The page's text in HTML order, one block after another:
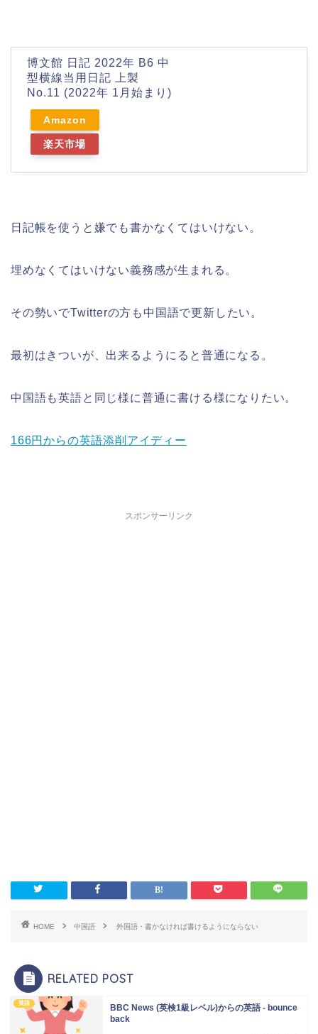
博文館 日記 2022年 B6 中
型横線当用日記 上製
No.11 (2022年 1月始まり)
Amazon
楽天市場
日記帳を使うと嫌でも書かなくてはいけない。
埋めなくてはいけない義務感が生まれる。
その勢いでTwitterの方も中国語で更新したい。
最初はきついが、出来るようにると普通になる。
中国語も英語と同じ様に普通に書ける様になりたい。
166円からの英語添削アイディー
スポンサーリンク
HOME 中国語 外国語・書かなければ書けるようにならない
RELATED POST
英語
BBC News (英検1級レベル)からの英語 - bounce
back